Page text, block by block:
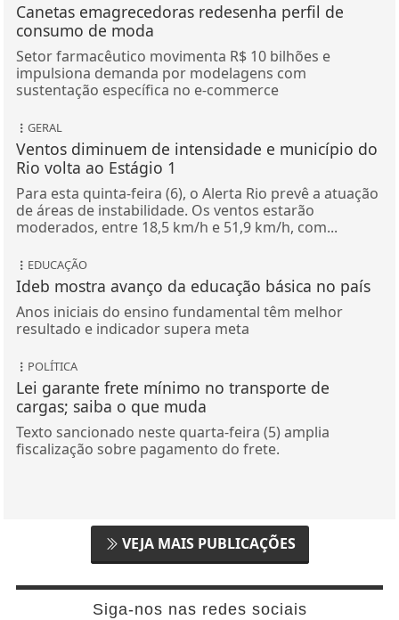
Canetas emagrecedoras redesenha perfil de
consumo de moda
Setor farmacêutico movimenta R$ 10 bilhões e
impulsiona demanda por modelagens com
sustentação específica no e-commerce
GERAL
Ventos diminuem de intensidade e município do
Rio volta ao Estágio 1
Para esta quinta-feira (6), o Alerta Rio prevê a atuação
de áreas de instabilidade. Os ventos estarão
moderados, entre 18,5 km/h e 51,9 km/h, com...
EDUCAÇÃO
Ideb mostra avanço da educação básica no país
Anos iniciais do ensino fundamental têm melhor
resultado e indicador supera meta
POLÍTICA
Lei garante frete mínimo no transporte de
cargas; saiba o que muda
Texto sancionado neste quarta-feira (5) amplia
fiscalização sobre pagamento do frete.
VEJA MAIS PUBLICAÇÕES
Siga-nos nas redes sociais